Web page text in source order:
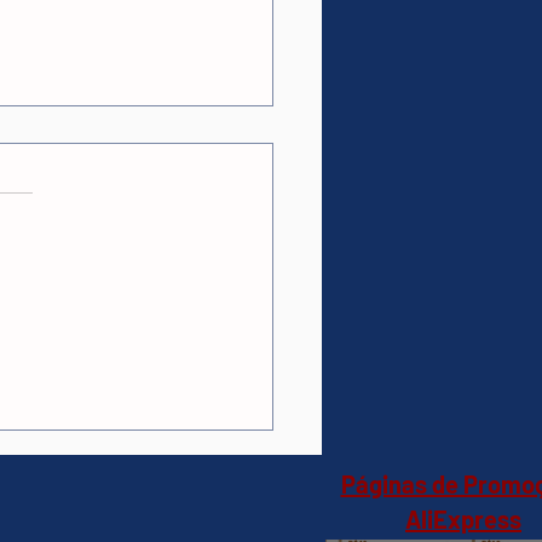
Páginas de
AliExpress